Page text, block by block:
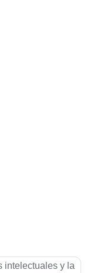
intelectuales y la